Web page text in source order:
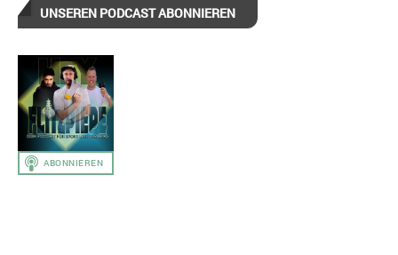
UNSEREN PODCAST ABONNIEREN